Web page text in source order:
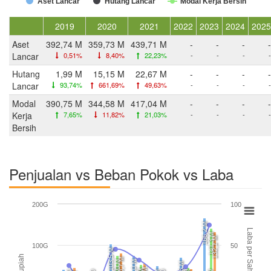
2019 2020 2021 2022 2023 2024 2025
Aset
Lancar
392,74 M
0,51%
359,73 M
8,40%
439,71 M
22,23%
-
-
-
-
-
-
-
-
Hutang
Lancar
1,99 M
93,74%
15,15 M
661,69%
22,67 M
49,63%
-
-
-
-
-
-
-
-
Modal
Kerja
Bersih
390,75 M
7,65%
344,58 M
11,82%
417,04 M
21,03%
-
-
-
-
-
-
-
-
Penjualan vs Beban Pokok vs Laba
Rupiah 103,5 M
166,2 M141,3 M
80,7 M
132,1 M
100G
200G
50
100